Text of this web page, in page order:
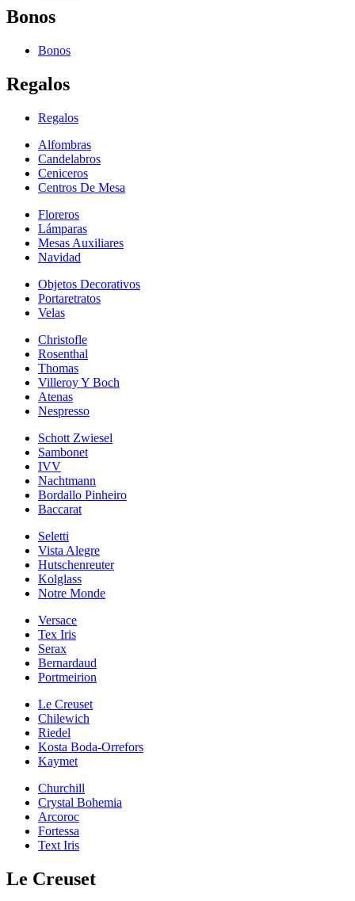
Bonos
Bonos
Regalos
Regalos
Alfombras
Candelabros
Ceniceros
Centros De Mesa
Floreros
Lámparas
Mesas Auxiliares
Navidad
Objetos Decorativos
Portaretratos
Velas
Christofle
Rosenthal
Thomas
Villeroy Y Boch
Atenas
Nespresso
Schott Zwiesel
Sambonet
IVV
Nachtmann
Bordallo Pinheiro
Baccarat
Seletti
Vista Alegre
Hutschenreuter
Kolglass
Notre Monde
Versace
Tex Iris
Serax
Bernardaud
Portmeirion
Le Creuset
Chilewich
Riedel
Kosta Boda-Orrefors
Kaymet
Churchill
Crystal Bohemia
Arcoroc
Fortessa
Text Iris
Le Creuset